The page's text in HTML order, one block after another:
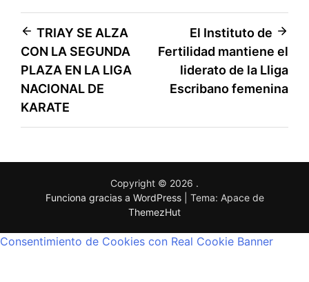
TRIAY SE ALZA
CON LA SEGUNDA
PLAZA EN LA LIGA
NACIONAL DE
KARATE
El Instituto de
Fertilidad mantiene el
liderato de la Lliga
Escribano femenina
Copyright © 2026 .
Funciona gracias a WordPress
Tema: Apace de
ThemezHut
Consentimiento de Cookies con Real Cookie Banner